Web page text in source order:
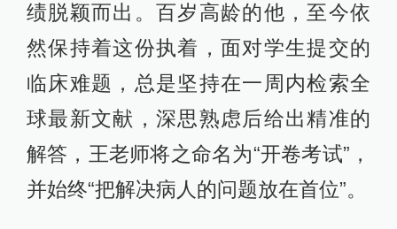
绩脱颖而出。百岁高龄的他，至今依
然保持着这份执着，面对学生提交的
临床难题，总是坚持在一周内检索全
球最新文献，深思熟虑后给出精准的
解答，王老师将之命名为“开卷考试”，
并始终“把解决病人的问题放在首位”。